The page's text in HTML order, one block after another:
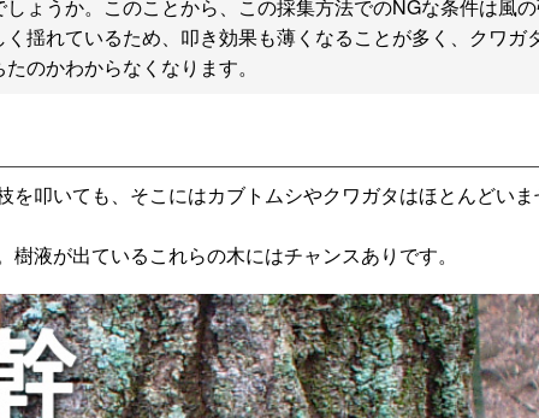
ょうか。このことから、この採集方法でのNGな条件は風
揺れているため、叩き効果も薄くなることが多く、クワガ
のかわからなくなります。
を叩いても、そこにはカブトムシやクワガタはほとんどいま
樹液が出ているこれらの木にはチャンスありです。